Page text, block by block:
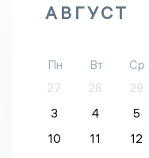
АВГУСТ
Пн Вт Ср
27
28 29
3
4 5
10
11 12